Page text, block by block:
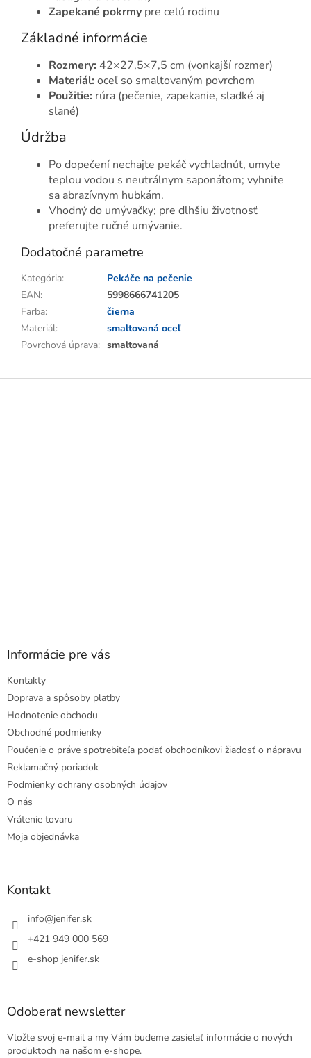
Zapekané pokrmy pre celú rodinu
Základné informácie
Rozmery: 42×27,5×7,5 cm (vonkajší rozmer)
Materiál: oceľ so smaltovaným povrchom
Použitie: rúra (pečenie, zapekanie, sladké aj
slané)
Údržba
Po dopečení nechajte pekáč vychladnúť, umyte
teplou vodou s neutrálnym saponátom; vyhnite
sa abrazívnym hubkám.
Vhodný do umývačky; pre dlhšiu životnosť
preferujte ručné umývanie.
Dodatočné parametre
Kategória:
Pekáče na pečenie
EAN:
5998666741205
Farba:
čierna
Materiál:
smaltovaná oceľ
Povrchová úprava: smaltovaná
Z
Informácie pre vás
Kontakty
Doprava a spôsoby platby
Hodnotenie obchodu
Obchodné podmienky
Poučenie o práve spotrebiteľa podať obchodníkovi žiadosť o nápravu
Reklamačný poriadok
Podmienky ochrany osobných údajov
O nás
Vrátenie tovaru
Moja objednávka
Kontakt
info@jenifer.sk
+421 949 000 569
e-shop jenifer.sk
Odoberať newsletter
Vložte svoj e-mail a my Vám budeme zasielať informácie o nových
produktoch na našom e-shope.